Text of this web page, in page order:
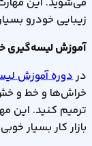
زیبایی خودرو
آموزش لیسه‌گیری
دردوره آموزش
خراش‌ها و خط و
ترمیم کنید. این
بازار کار بسیار